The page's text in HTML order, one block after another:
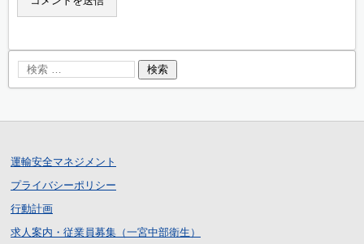
運輸安全マネジメント
プライバシーポリシー
行動計画
求人案内・従業員募集（一宮中部衛生）